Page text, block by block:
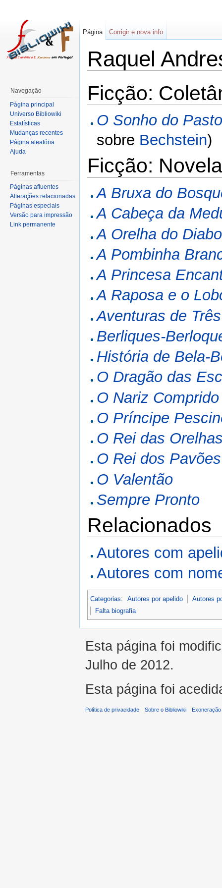
Raquel
Ficção:
O Sonho do
sobre Bechstein)
Ficção:
A Bruxa do
A Cabeça da
A Orelha do Diabo
A Pombinha
A Princesa
A Raposa e o
Aventuras de
Berliques-
História de Bela-
O Dragão das
O Nariz Comprido
O Príncipe
O Rei das
O Rei dos Pavões
O Valentão
Sempre Pronto
Relacionados
Autores com
Autores com
Categorias: Autores por apelido
Autores
Falta biografia
Página Corrigir e nova info
Navegação
Página principal
Universo Bibliowiki
Estatísticas
Mudanças recentes
Página aleatória
Ajuda
Ferramentas
Páginas afluentes
Alterações relacionadas
Páginas especiais
Versão para impressão
Link permanente
Esta página foi
Julho de 2012.
Esta página foi
Política de privacidade Sobre o Bibliowiki